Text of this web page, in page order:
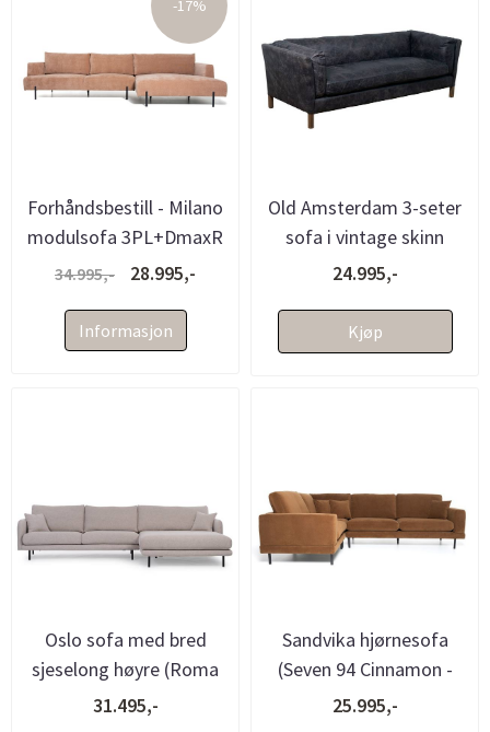
-17%
Forhåndsbestill - Milano
modulsofa 3PL+DmaxR
(341x114x175 -
34.995,- 28.995,-
Informasjon
Old Amsterdam 3-seter
sofa i vintage skinn
(Smokey black)
24.995,-
Kjøp
Oslo sofa med bred
sjeselong høyre (Roma
White - 320x160)
31.495,-
Sandvika hjørnesofa
(Seven 94 Cinnamon -
191x276)
25.995,-